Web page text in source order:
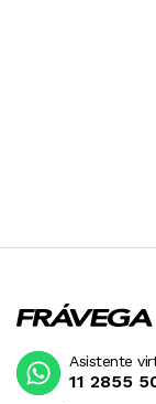
Asistente
11 2855